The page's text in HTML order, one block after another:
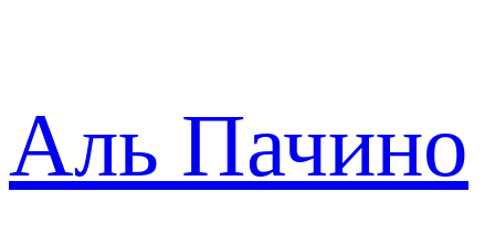
Аль Пачино